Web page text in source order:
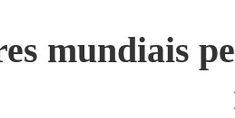
mundiais